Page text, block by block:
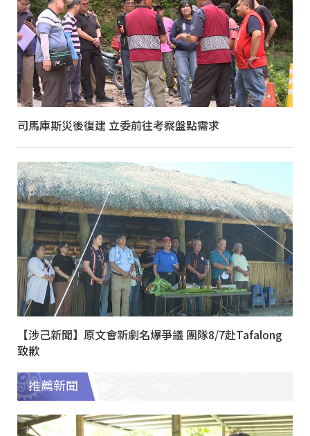
司馬庫斯災後復建 立委前往考察盤點需求
【涉己新聞】原文會新劇名爆爭議 團隊8/7赴Tafalong
致歉
推薦新聞